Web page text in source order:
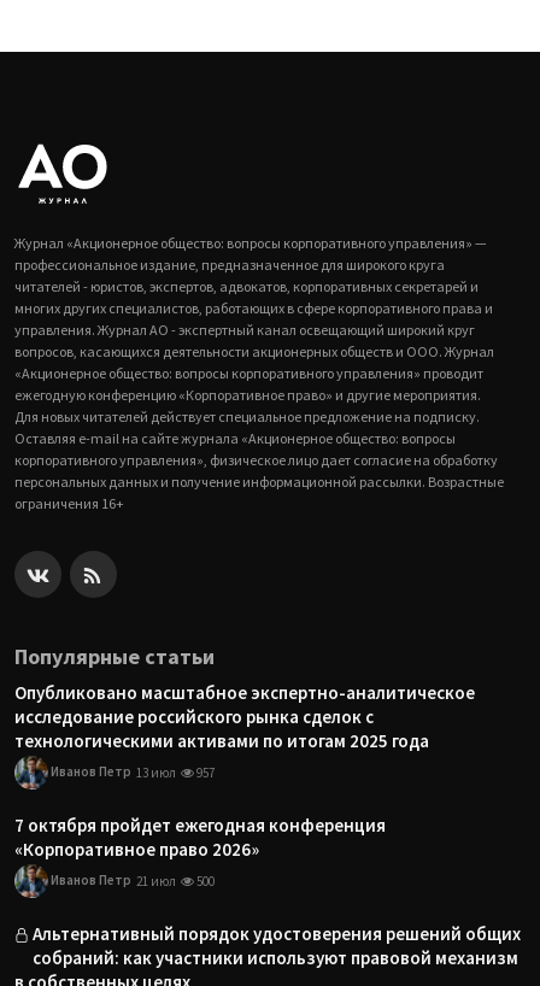
Журнал «Акционерное общество: вопросы корпоративного управления» —
профессиональное издание, предназначенное для широкого круга
читателей - юристов, экспертов, адвокатов, корпоративных секретарей и
многих других специалистов, работающих в сфере корпоративного права и
управления. Журнал АО - экспертный канал освещающий широкий круг
вопросов, касающихся деятельности акционерных обществ и ООО. Журнал
«Акционерное общество: вопросы корпоративного управления» проводит
ежегодную конференцию «Корпоративное право» и другие мероприятия.
Для новых читателей действует специальное предложение на подписку.
Оставляя e-mail на сайте журнала «Акционерное общество: вопросы
корпоративного управления», физическое лицо дает согласие на обработку
персональных данных и получение информационной рассылки. Возрастные
ограничения 16+
Популярные статьи
Опубликовано масштабное экспертно-аналитическое
исследование российского рынка сделок с
технологическими активами по итогам 2025 года
Иванов Петр 13 июл 957
7 октября пройдет ежегодная конференция
«Корпоративное право 2026»
Иванов Петр 21 июл 500
Альтернативный порядок удостоверения решений общих
собраний: как участники используют правовой механизм